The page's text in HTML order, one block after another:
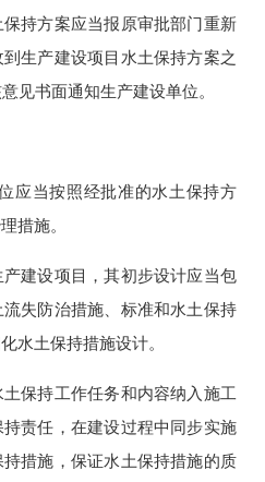
持方案应当报原审批部门重新
生产建设项目水土保持方案之
见书面通知生产建设单位。
当按照经批准的水土保持方
措施。
建设项目，其初步设计应当包
失防治措施、标准和水土保持
水土保持措施设计。
持工作任务和内容纳入施工
责任，在建设过程中同步实施
措施，保证水土保持措施的质